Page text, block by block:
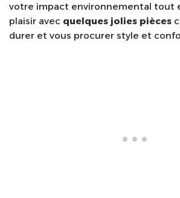
votre impact environnemental tout
plaisir avec quelques jolies pièces
durer et vous procurer style et